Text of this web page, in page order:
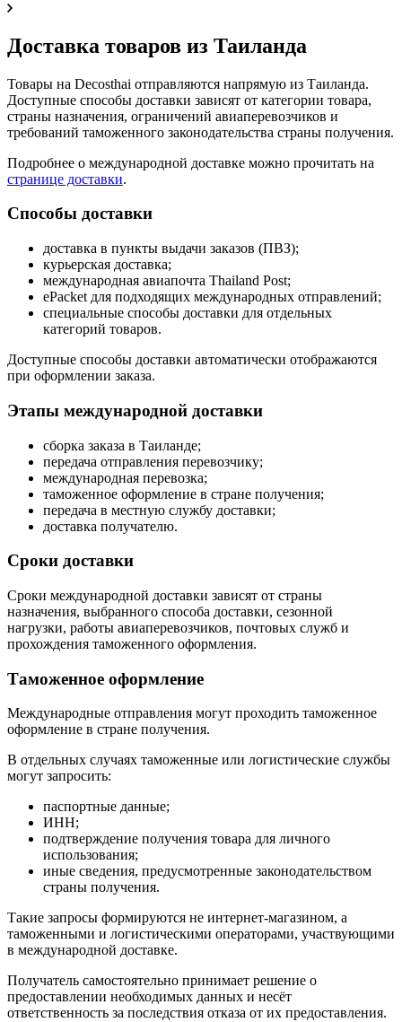
Доставка товаров из Таиланда
Товары на Decosthai отправляются напрямую из Таиланда.
Доступные способы доставки зависят от категории товара,
страны назначения, ограничений авиаперевозчиков и
требований таможенного законодательства страны получения.
Подробнее о международной доставке можно прочитать на
странице доставки.
Способы доставки
доставка в пункты выдачи заказов (ПВЗ);
курьерская доставка;
международная авиапочта Thailand Post;
ePacket для подходящих международных отправлений;
специальные способы доставки для отдельных
категорий товаров.
Доступные способы доставки автоматически отображаются
при оформлении заказа.
Этапы международной доставки
сборка заказа в Таиланде;
передача отправления перевозчику;
международная перевозка;
таможенное оформление в стране получения;
передача в местную службу доставки;
доставка получателю.
Сроки доставки
Сроки международной доставки зависят от страны
назначения, выбранного способа доставки, сезонной
нагрузки, работы авиаперевозчиков, почтовых служб и
прохождения таможенного оформления.
Таможенное оформление
Международные отправления могут проходить таможенное
оформление в стране получения.
В отдельных случаях таможенные или логистические службы
могут запросить:
паспортные данные;
ИНН;
подтверждение получения товара для личного
использования;
иные сведения, предусмотренные законодательством
страны получения.
Такие запросы формируются не интернет-магазином, а
таможенными и логистическими операторами, участвующими
в международной доставке.
Получатель самостоятельно принимает решение о
предоставлении необходимых данных и несёт
ответственность за последствия отказа от их предоставления.